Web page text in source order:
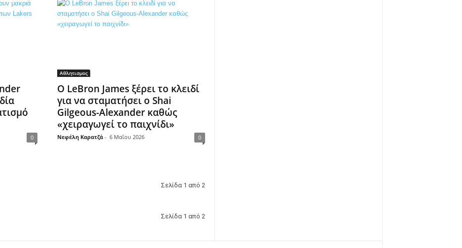
0
Αθλητισμος
Ο LeBron James ξέρει το κλειδί
για να σταματήσει ο Shai
Gilgeous-Alexander καθώς
«χειραγωγεί το παιχνίδι»
Νεφέλη Καρατζά - 6 Μαΐου 2026 0
Σελίδα 1 από 2
Σελίδα 1 από 2